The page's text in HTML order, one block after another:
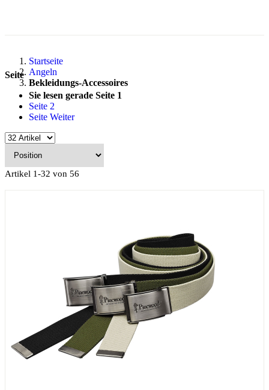
Startseite
Angeln
Bekleidungs-Accessoires
Seite
Sie lesen gerade Seite 1
Seite 2
Seite Weiter
Artikel 1-32 von 56